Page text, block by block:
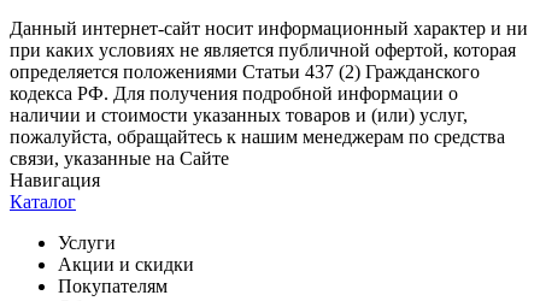
Данный интернет-сайт носит информационный характер и ни
при каких условиях не является публичной офертой, которая
определяется положениями Статьи 437 (2) Гражданского
кодекса РФ. Для получения подробной информации о
наличии и стоимости указанных товаров и (или) услуг,
пожалуйста, обращайтесь к нашим менеджерам по средства
связи, указанные на Сайте
Навигация
Каталог
Услуги
Акции и скидки
Покупателям